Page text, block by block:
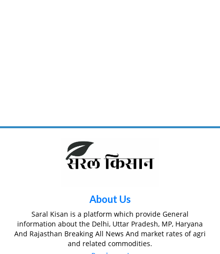
About Us
Saral Kisan is a platform which provide General
information about the Delhi, Uttar Pradesh, MP, Haryana
And Rajasthan Breaking All News And market rates of agri
and related commodities.